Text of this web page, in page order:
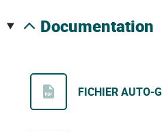
documentation
FICHIER AUTO-